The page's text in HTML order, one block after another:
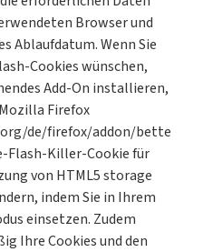
Browser und
Ablaufdatum. Wenn Sie
Cookies wünschen,
Add-On installieren,
Firefox
de/firefox/addon/bette
Flash-Killer-Cookie für
von HTML5 storage
indem Sie in Ihrem
einsetzen. Zudem
Ihre Cookies und den